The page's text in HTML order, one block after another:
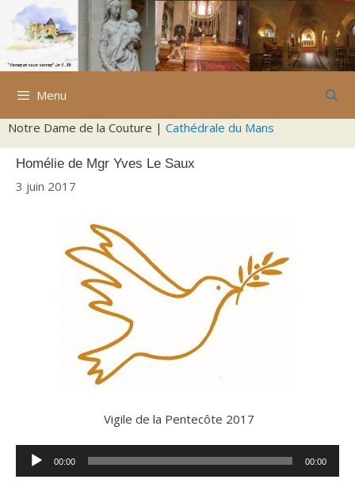
Aller
contenu
Menu
Notre Dame de la Couture | Cathédrale du Mans
Homélie de Mgr Yves Le Saux
3 juin 2017
Vigile de la Pentecôte 2017
Lecteur
audio
00:00 00:00